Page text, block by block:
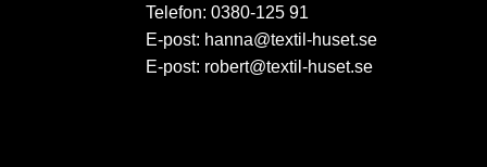
Telefon: 0380-125 91
E-post: hanna@textil-huset.se
E-post: robert@textil-huset.se